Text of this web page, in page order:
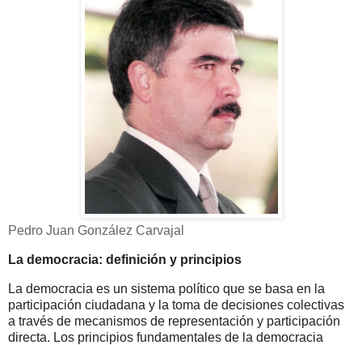
Pedro Juan González Carvajal
La democracia: definición y principios
La democracia es un sistema político que se basa en la
participación ciudadana y la toma de decisiones colectivas
a través de mecanismos de representación y participación
directa. Los principios fundamentales de la democracia